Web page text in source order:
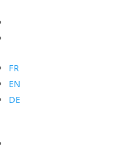
FR
EN
DE